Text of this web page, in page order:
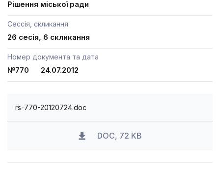
Рішення міської ради
Сессія, скликання
26 сесія, 6 скликання
Номер документа та дата
№770 24.07.2012
rs-770-20120724.doc
DOC, 72 KB